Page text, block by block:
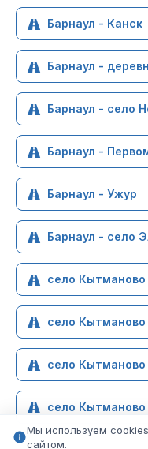
Барнаул - Канск
Барнаул -
Барнаул - село
Барнаул -
Барнаул - Ужур
Барнаул - село
село Кытманово
село
село Кытманово
село
Мы используем
сайтом.